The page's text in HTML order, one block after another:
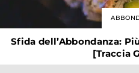
Sfida dell’Abbondanza:
[Traccia